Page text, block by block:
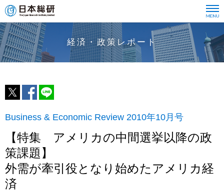
経済・政策レポート
Business & Economic Review 2010年10月号
【特集 アメリカの中間選挙以降の政
策課題】
外需が牽引役となり始めたアメリカ経
済